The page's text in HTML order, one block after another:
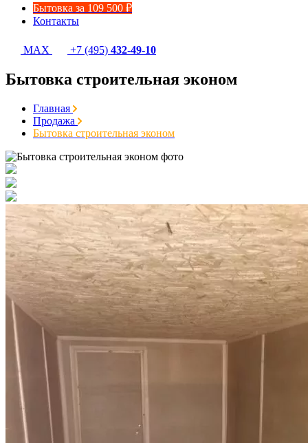
Бытовка за 109 500 ₽
Контакты
MAX +7 (495) 432-49-10
Бытовка строительная эконом
Главная
Продажа
Бытовка строительная эконом